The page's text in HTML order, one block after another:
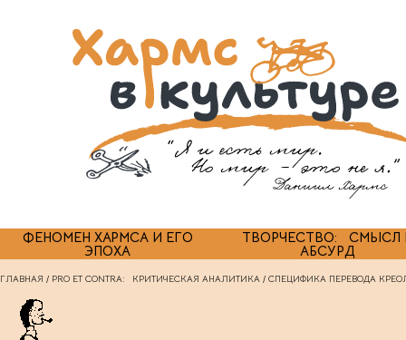
ФЕНОМЕН ХАРМСА И ЕГО
ЭПОХА
ТВОРЧЕСТВО: СМЫСЛ
АБСУРД
ГЛАВНАЯ / PRO ET CONTRA: КРИТИЧЕСКАЯ АНАЛИТИКА / СПЕЦИФИКА ПЕРЕВОДА